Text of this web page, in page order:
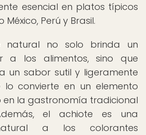
esencial en platos típicos
Perú y Brasil.
natural no solo brinda un
a los alimentos, sino que
un sabor sutil y ligeramente
lo convierte en un elemento
la gastronomía tradicional
el achiote es una
a los colorantes